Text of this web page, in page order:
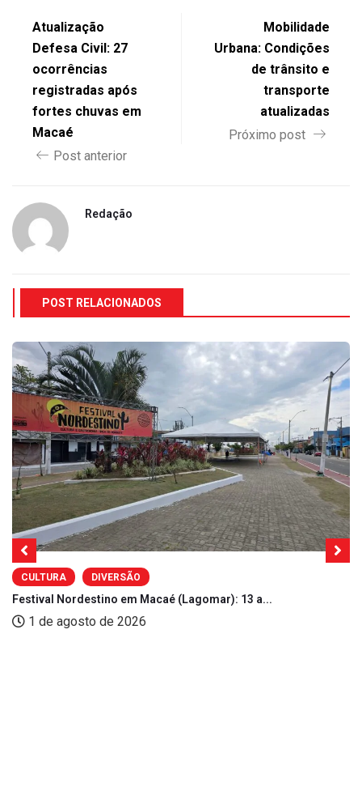
Atualização
Defesa Civil: 27
ocorrências
registradas após
fortes chuvas em
Macaé
Post anterior
Mobilidade
Urbana: Condições
de trânsito e
transporte
atualizadas
Próximo post
Redação
POST RELACIONADOS
CULTURA DIVERSÃO
Festival Nordestino em Macaé (Lagomar): 13 a...
1 de agosto de 2026